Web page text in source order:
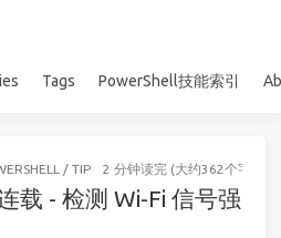
Tags PowerShell技能索引
/ TIP 2 分钟读完 (大约362个字)
载 - 检测 Wi-Fi 信号强